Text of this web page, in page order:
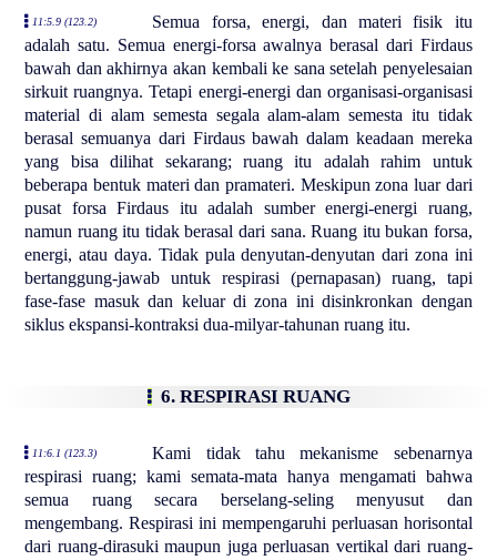
11:5.9 (123.2)
Semua forsa, energi, dan materi fisik itu
adalah satu. Semua energi-forsa awalnya berasal dari Firdaus
bawah dan akhirnya akan kembali ke sana setelah penyelesaian
sirkuit ruangnya. Tetapi energi-energi dan organisasi-organisasi
material di alam semesta segala alam-alam semesta itu tidak
berasal semuanya dari Firdaus bawah dalam keadaan mereka
yang bisa dilihat sekarang; ruang itu adalah rahim untuk
beberapa bentuk materi dan pramateri. Meskipun zona luar dari
pusat forsa Firdaus itu adalah sumber energi-energi ruang,
namun ruang itu tidak berasal dari sana. Ruang itu bukan forsa,
energi, atau daya. Tidak pula denyutan-denyutan dari zona ini
bertanggung-jawab untuk respirasi (pernapasan) ruang, tapi
fase-fase masuk dan keluar di zona ini disinkronkan dengan
siklus ekspansi-kontraksi dua-milyar-tahunan ruang itu.
6. RESPIRASI RUANG
11:6.1 (123.3)
Kami tidak tahu mekanisme sebenarnya
respirasi ruang; kami semata-mata hanya mengamati bahwa
semua ruang secara berselang-seling menyusut dan
mengembang. Respirasi ini mempengaruhi perluasan horisontal
dari ruang-dirasuki maupun juga perluasan vertikal dari ruang-